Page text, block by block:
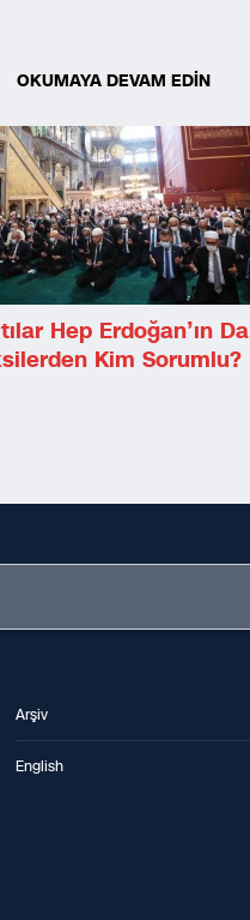
OKUMAYA DEVAM EDİN
Hep Erdoğan’ın Da
Kim Sorumlu?
Arşiv
English